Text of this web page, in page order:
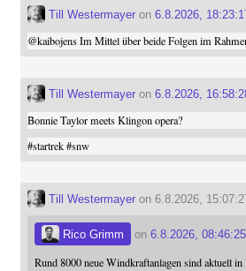
Till Westermayeron 6.8.2026,
@kaibojensIm Mittel über beide Folgen im
Till Westermayeron 6.8.2026,
Bonnie Taylor meets Klingon opera?
#startrek #snw
Till Westermayeron 6.8.2026,
Rico Grimm on 6.8.2026, 08:46:25
Rund 8000 neue Windkraftanlagen sind aktuell in